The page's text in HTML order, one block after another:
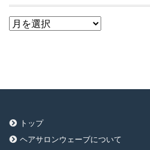
ア
トップ
ヘアサロンウェーブについて